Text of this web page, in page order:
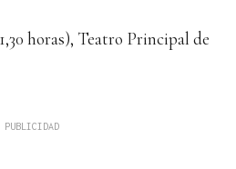
horas), Teatro Principal de